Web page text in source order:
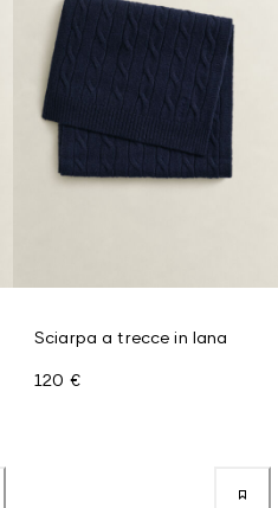
Sciarpa a trecce in lana
120 €